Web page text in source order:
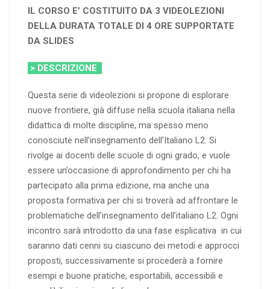
IL CORSO E’ COSTITUITO DA 3 VIDEOLEZIONI
DELLA DURATA TOTALE DI 4 ORE SUPPORTATE
DA SLIDES
> DESCRIZIONE
Questa serie di videolezioni si propone di esplorare
nuove frontiere, già diffuse nella scuola italiana nella
didattica di molte discipline, ma spesso meno
conosciute nell’insegnamento dell’Italiano L2. Si
rivolge ai docenti delle scuole di ogni grado, e vuole
essere un’occasione di approfondimento per chi ha
partecipato alla prima edizione, ma anche una
proposta formativa per chi si troverà ad affrontare le
problematiche dell’insegnamento dell’italiano L2. Ogni
incontro sarà introdotto da una fase esplicativa in cui
saranno dati cenni su ciascuno dei metodi e approcci
proposti, successivamente si procederà a fornire
esempi e buone pratiche, esportabili, accessibili e